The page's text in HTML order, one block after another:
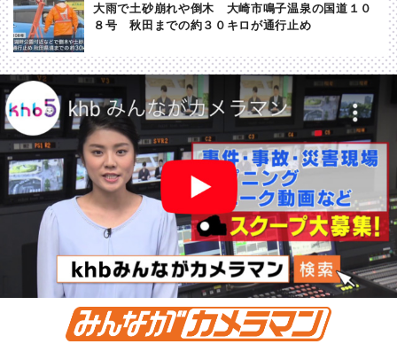
大雨で土砂崩れや倒木 大崎市鳴子温泉の国道１０
８号 秋田までの約３０キロが通行止め